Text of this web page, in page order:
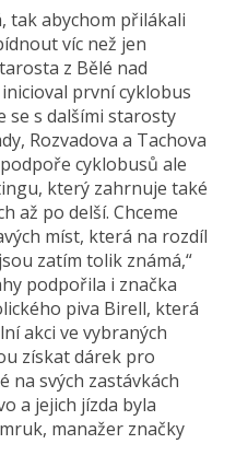
tak abychom přilákali
víc než jen
z Bělé nad
první cyklobus
se s dalšími starosty
Rozvadova a Tachova
cyklobusů ale
který zahrnuje také
až po delší. Chceme
míst, která na rozdíl
zatím tolik známá,“
podpořila i značka
piva Birell, která
akci ve vybraných
získat dárek pro
na svých zastávkách
a jejich jízda byla
manažer značky